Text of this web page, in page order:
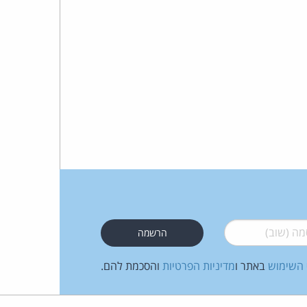
(שוב)*
השימוש באתר ומדיניות הפרטיות והסכמת להם.